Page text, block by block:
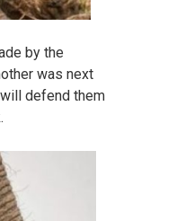
by the
was next
defend them